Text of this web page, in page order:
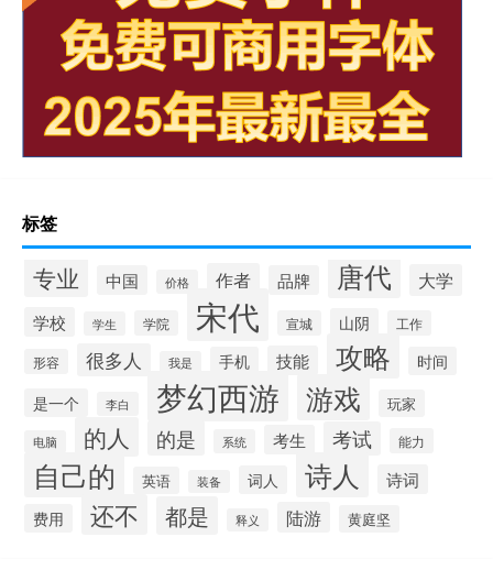
标签
专业 中国 价格 作者 品牌 唐代 大学
学校 学生 学院 宋代 宣城 山阴 工作
形容 很多人 我是 手机 技能 攻略
时间
是一个
李白 梦幻西游 游戏 玩家
电脑 的人 的是 系统 考生 考试 能力
自己的 英语 装备 词人 诗人 诗词
费用 还不 都是 释义 陆游 黄庭坚